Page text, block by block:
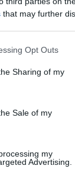
that may further
app uses one
behaviour.
and its
purposes
Opt Outs
Sharing of my
Sale of my
my
Advertising.
hárul a